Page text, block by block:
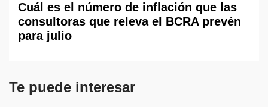
Cuál es el número de inflación que las
consultoras que releva el BCRA prevén
para julio
Te puede interesar